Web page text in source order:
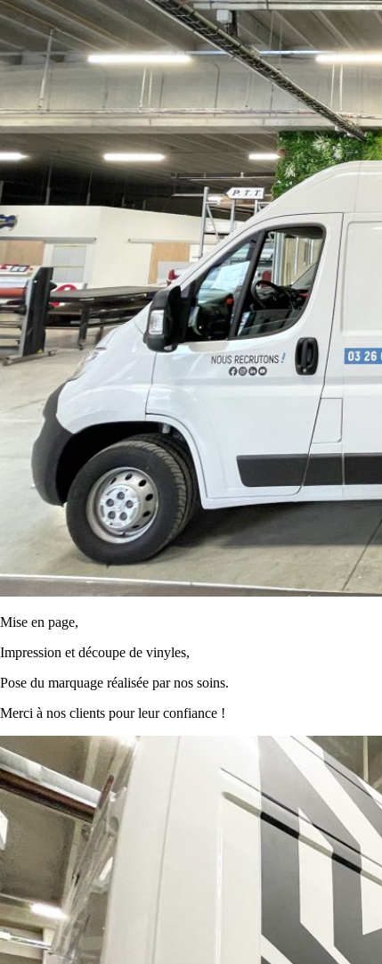
Mise en page,
Impression et découpe de vinyles,
Pose du marquage réalisée par nos soins.
Merci à nos clients pour leur confiance !